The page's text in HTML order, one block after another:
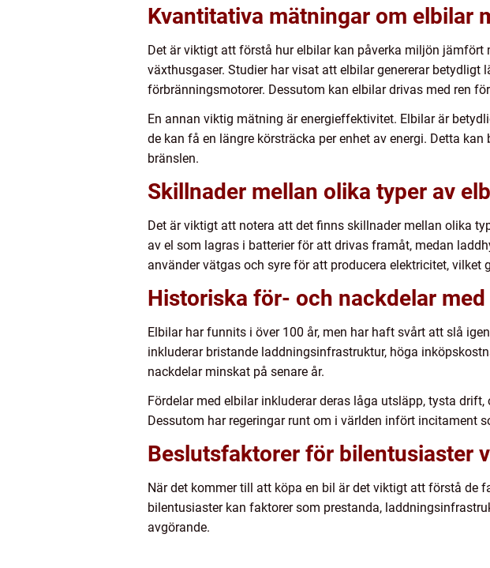
Kvantitativa mätningar om elbilar
Det är viktigt att förstå hur elbilar kan påverka miljön
växthusgaser. Studier har visat att elbilar genererar
förbränningsmotorer. Dessutom kan elbilar drivas med ren
En annan viktig mätning är energieffektivitet. Elbilar är
de kan få en längre körsträcka per enhet av energi. Detta
bränslen.
Skillnader mellan olika typer av
Det är viktigt att notera att det finns skillnader mellan olika
av el som lagras i batterier för att drivas framåt, medan
använder vätgas och syre för att producera elektricitet, vilket
Historiska för- och nackdelar
Elbilar har funnits i över 100 år, men har haft svårt att slå
inkluderar bristande laddningsinfrastruktur, höga
nackdelar minskat på senare år.
Fördelar med elbilar inkluderar deras låga utsläpp, tysta
Dessutom har regeringar runt om i världen infört incitament
Beslutsfaktorer för bilentusiaster
När det kommer till att köpa en bil är det viktigt att förstå de
bilentusiaster kan faktorer som prestanda,
avgörande.